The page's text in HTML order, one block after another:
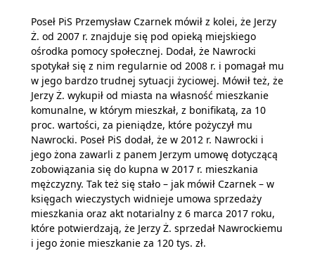
Poseł PiS Przemysław Czarnek mówił z kolei, że Jerzy
Ż. od 2007 r. znajduje się pod opieką miejskiego
ośrodka pomocy społecznej. Dodał, że Nawrocki
spotykał się z nim regularnie od 2008 r. i pomagał mu
w jego bardzo trudnej sytuacji życiowej. Mówił też, że
Jerzy Ż. wykupił od miasta na własność mieszkanie
komunalne, w którym mieszkał, z bonifikatą, za 10
proc. wartości, za pieniądze, które pożyczył mu
Nawrocki. Poseł PiS dodał, że w 2012 r. Nawrocki i
jego żona zawarli z panem Jerzym umowę dotyczącą
zobowiązania się do kupna w 2017 r. mieszkania
mężczyzny. Tak też się stało – jak mówił Czarnek – w
księgach wieczystych widnieje umowa sprzedaży
mieszkania oraz akt notarialny z 6 marca 2017 roku,
które potwierdzają, że Jerzy Ż. sprzedał Nawrockiemu
i jego żonie mieszkanie za 120 tys. zł.